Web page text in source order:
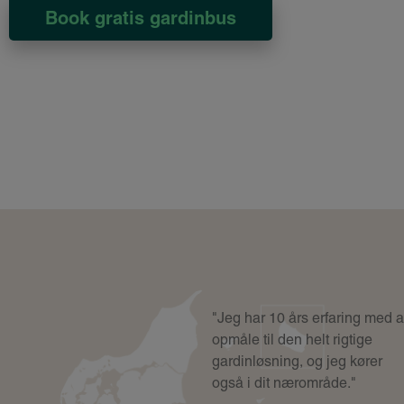
Book gratis gardinbus
"Jeg har 10 års erfaring med
opmåle til den helt rigtige
gardinløsning, og jeg kører
også i dit nærområde."